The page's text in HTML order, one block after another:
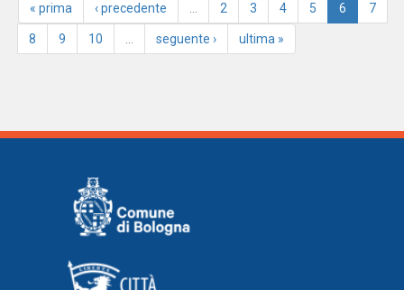
« prima ‹ precedente 2 3 4 5 6 7
8 9 10 seguente › ultima »